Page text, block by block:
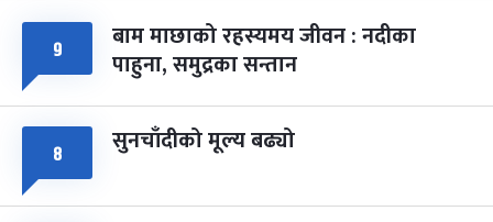
८ फागुपूर्णिमा
चैत्र ८, २०८३-Mar 22, 2027
७ महिना बाँकी
९ बाम माछाको रहस्यमय जीवन : नदीका
पाहुना, समुद्रका सन्तान
८ सुनचाँदीको मूल्य बढ्यो